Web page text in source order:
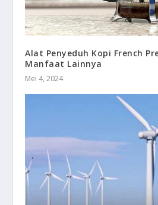
Alat Penyeduh Kopi French
Manfaat Lainnya
Mei 4, 2024